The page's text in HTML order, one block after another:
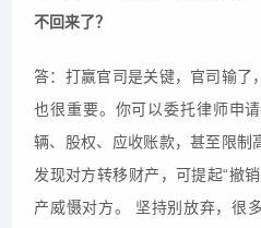
不回来了？
答：打赢官司是关键，官司输了
也很重要。你可以委托律师申
辆、股权、应收账款，甚至限制
发现对方转移财产，可提起“撤
产威慑对方。 坚持别放弃，很